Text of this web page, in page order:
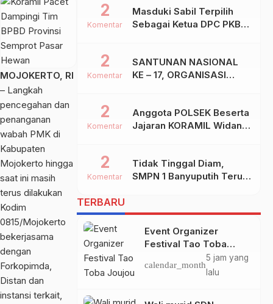
MOJOKERTO, RI
– Langkah
pencegahan dan
penanganan
wabah PMK di
Kabupaten
Mojokerto hingga
saat ini masih
terus dilakukan
Kodim
0815/Mojokerto
bekerjasama
dengan
Forkopimda,
Distan dan
instansi terkait,
Masduki Sabil Terpilih
Sebagai Ketua DPC PKB
2
Komentar
SANTUNAN NASIONAL
KE – 17, ORGANISASI
2
Komentar
Anggota POLSEK Beserta
Jajaran KORAMIL Widang,
PHBN Di Ds.NGADIPURO
Kec.WIDANG Kab.TUBAN
2
Komentar
Tidak Tinggal Diam,
SMPN 1 Banyuputih Terus
2
Komentar
TERBARU
Event Organizer
Festival Tao Toba
Joujou 2026 Larang
Wartawan Samosir
calendar_month
5 jam yang
lalu